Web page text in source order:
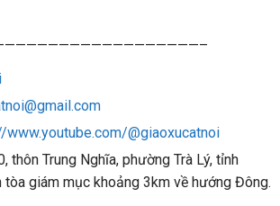
www.youtube.com/@giaoxucatnoi
thôn Trung Nghĩa, phường Trà Lý, tỉnh
tòa giám mục khoảng 3km về hướng Đông.